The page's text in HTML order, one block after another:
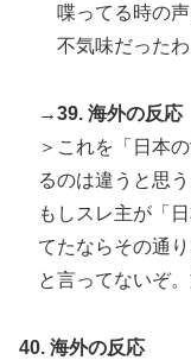
喋ってる時の
不気味だったわ
→39. 海外の反応
＞これを「日本
るのは違うと思う
もしスレ主が「
てたならその通
と言ってないぞ
40. 海外の反応